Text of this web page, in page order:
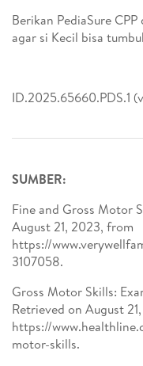
Berikan PediaSure
agar si Kecil bisa
ID.2025.65660.PDS.1
SUMBER:
Fine and Gross Motor
August 21, 2023, from
https://
3107058.
Gross Motor Skills:
Retrieved on August
https://
motor-skills.